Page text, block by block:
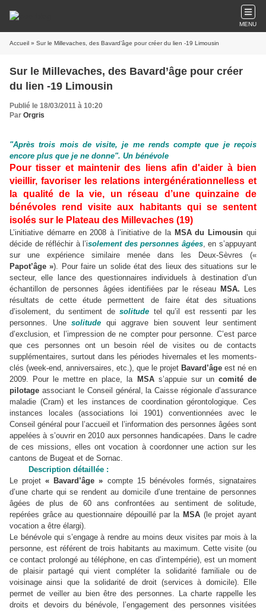
MENU
Accueil » Sur le Millevaches, des Bavard’âge pour créer du lien -19 Limousin
Sur le Millevaches, des Bavard’âge pour créer
du lien -19 Limousin
Publié le 18/03/2011 à 10:20
Par Orgris
"Après trois mois de visite, je me rends compte que je reçois
encore plus que je ne donne". Un bénévole
Pour tisser et maintenir des liens afin d'aider à bien
vieillir, favoriser les relations intergénérationnelless et
la qualité de la vie, un réseau d’une quinzaine de
bénévoles rend visite aux habitants qui se sentent
isolés sur le Plateau des Millevaches (19)
L’initiative démarre en 2008 à l’initiative de la MSA du Limousin qui
décide de réfléchir à l’isolement des personnes âgées, en s’appuyant
sur une expérience similaire menée dans les Deux-Sèvres («
Papot’âge »). Pour faire un solide état des lieux des situations sur le
secteur, elle lance des questionnaires individuels à destination d’un
échantillon de personnes âgées identifiées par le réseau MSA. Les
résultats de cette étude permettent de faire état des situations
d’isolement, du sentiment de solitude tel qu’il est ressenti par les
personnes. Une solitude qui aggrave bien souvent leur sentiment
d’exclusion, et l’impression de ne compter pour personne. C’est parce
que ces personnes ont un besoin réel de visites ou de contacts
supplémentaires, surtout dans les périodes hivernales et les moments-
clés (week-end, anniversaires, etc.), que le projet Bavard’âge est né en
2009. Pour le mettre en place, la MSAs’appuie sur un comité de
pilotage associant le Conseil général, la Caisse régionale d’assurance
maladie (Cram) et les instances de coordination gérontologique. Ces
instances locales (associations loi 1901) conventionnées avec le
Conseil général pour l’accueil et l’information des personnes âgées sont
appelées à s’ouvrir en 2010 aux personnes handicapées. Dans le cadre
de ces missions, elles ont vocation à coordonner une action sur les
cantons de Bugeat et de Sornac.
Description détaillée :
Le projet« Bavard’âge » compte 15 bénévoles formés, signataires
d’une charte qui se rendent au domicile d’une trentaine de personnes
âgées de plus de 60 ans confrontées au sentiment de solitude,
repérées grâce au questionnaire dépouillé par la MSA(le projet ayant
vocation a être élargi).
Le bénévole qui s’engage à rendre au moins deux visites par mois à la
personne, est référent de trois habitants au maximum. Cette visite (ou
ce contact prolongé au téléphone, en cas d’intempérie), est un moment
de plaisir partagé qui vient compléter la solidarité familiale ou de
voisinage ainsi que la solidarité de droit (services à domicile). Elle
permet de veiller au bien être des personnes. La charte rappelle les
droits et devoirs du bénévole, l’engagement des personnes visitées